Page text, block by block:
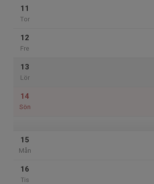
11
Tor
12
Fre
13
Lör
14
Sön
15
Mån
16
Tis